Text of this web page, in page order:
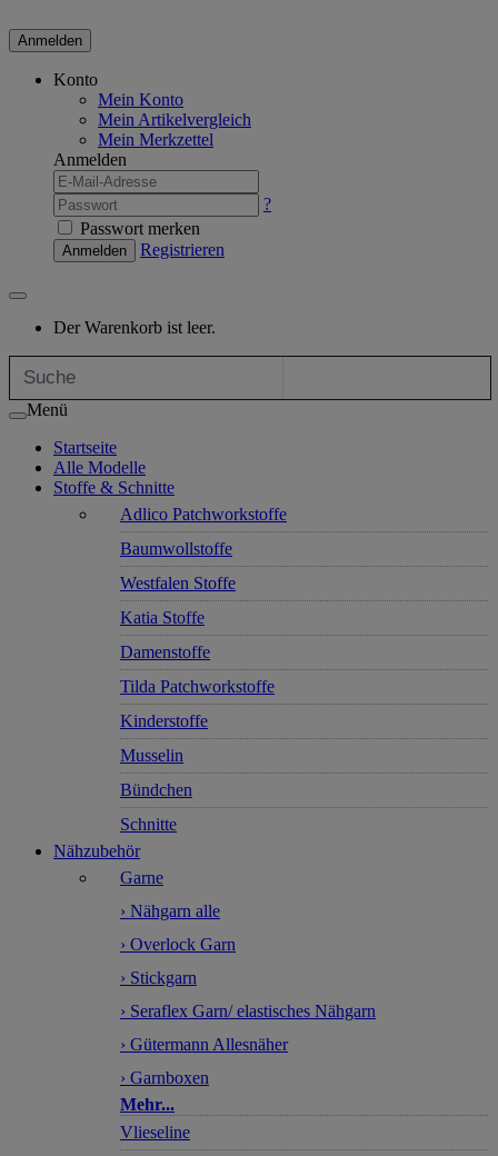
Anmelden
Konto
Mein Konto
Mein Artikelvergleich
Mein Merkzettel
Anmelden
?
Passwort merken
Anmelden Registrieren
Der Warenkorb ist leer.
Menü
Startseite
Alle Modelle
Stoffe & Schnitte
Adlico Patchworkstoffe
Baumwollstoffe
Westfalen Stoffe
Katia Stoffe
Damenstoffe
Tilda Patchworkstoffe
Kinderstoffe
Musselin
Bündchen
Schnitte
Nähzubehör
Garne
› Nähgarn alle
› Overlock Garn
› Stickgarn
› Seraflex Garn/ elastisches Nähgarn
› Gütermann Allesnäher
› Garnboxen
Mehr...
Vlieseline